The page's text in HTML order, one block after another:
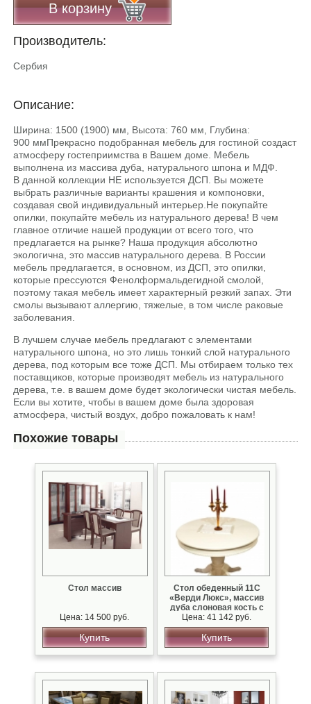
В корзину
Производитель:
Сербия
Описание:
Ширина: 1500 (1900) мм, Высота: 760 мм, Глубина:
900 ммПрекрасно подобранная мебель для гостиной создаст
атмосферу гостеприимства в Вашем доме. Мебель
выполнена из массива дуба, натурального шпона и МДФ.
В данной коллекции НЕ используется ДСП. Вы можете
выбрать различные варианты крашения и компоновки,
создавая свой индивидуальный интерьер.He покупайте
опилки, покупайте мебель из натурального дерева! В чем
главное отличие нашей продукции от всего того, что
предлагается на рынке? Наша продукция абсолютно
экологична, это массив натурального дерева. В России
мебель предлагается, в основном, из ДСП, это опилки,
которые прессуются Фенолформальдегидной смолой,
поэтому такая мебель имеет характерный резкий запах. Эти
смолы вызывают аллергию, тяжелые, в том числе раковые
заболевания.
В лучшем случае мебель предлагают с элементами
натурального шпона, но это лишь тонкий слой натурального
дерева, под которым все тоже ДСП. Мы отбираем только тех
поставщиков, которые производят мебель из натурального
дерева, т.е. в вашем доме будет экологически чистая мебель.
Если вы хотите, чтобы в вашем доме была здоровая
атмосфера, чистый воздух, добро пожаловать к нам!
Похожие товары
Стол массив
Цена: 14 500 руб.
Купить
Стол обеденный 11С
«Верди Люкс», массив
дуба слоновая кость с
патиной
Цена: 41 142 руб.
Купить